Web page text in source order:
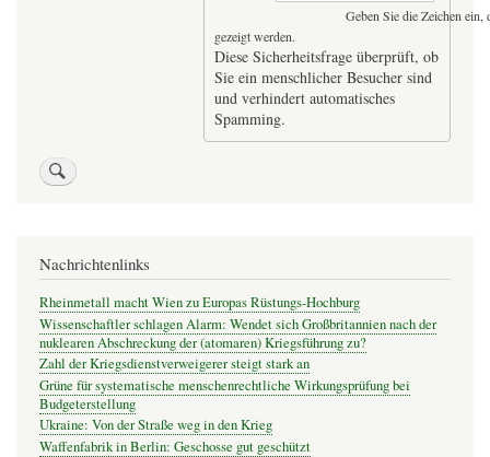
Geben Sie die Zeichen
gezeigt werden.
Diese Sicherheitsfrage überprüft, ob
Sie ein menschlicher Besucher sind
und verhindert automatisches
Spamming.
Nachrichtenlinks
Rheinmetall macht Wien zu Europas Rüstungs-Hochburg
Wissenschaftler schlagen Alarm: Wendet sich Großbritannien nach der
nuklearen Abschreckung der (atomaren) Kriegsführung zu?
Zahl der Kriegsdienstverweigerer steigt stark an
Grüne für systematische menschenrechtliche Wirkungsprüfung bei
Budgeterstellung
Ukraine: Von der Straße weg in den Krieg
Waffenfabrik in Berlin: Geschosse gut geschützt